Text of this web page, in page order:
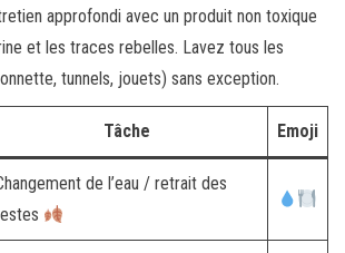
approfondi avec un produit non toxique
et les traces rebelles. Lavez tous les
tunnels, jouets) sans exception.
Tâche Emoji
de l’eau / retrait des